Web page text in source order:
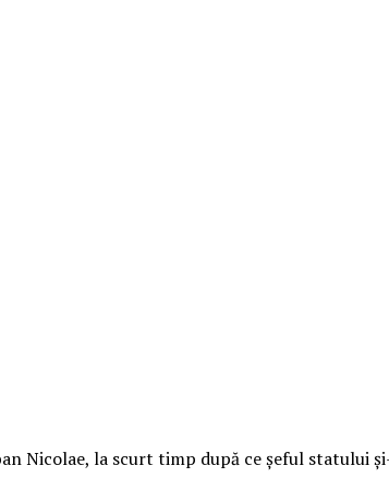
Nicolae, la scurt timp după ce şeful statului